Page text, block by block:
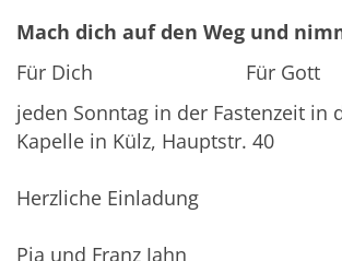
Mach dich auf den Weg und
Für Dich Für Gott
jeden Sonntag in der Fastenzeit in
Kapelle in Külz, Hauptstr. 40
Herzliche Einladung
Pia und Franz Jahn